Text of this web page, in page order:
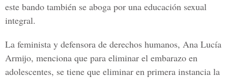
este bando también se aboga por una educación sexual
integral.
La feminista y defensora de derechos humanos, Ana Lucía
Armijo, menciona que para eliminar el embarazo en
adolescentes, se tiene que eliminar en primera instancia la